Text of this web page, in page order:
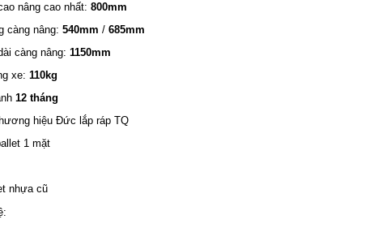
nâng cao nhất: 800mm
càng nâng: 540mm / 685mm
càng nâng: 1150mm
xe: 110kg
12 tháng
hiệu Đức lắp ráp TQ
1 mặt